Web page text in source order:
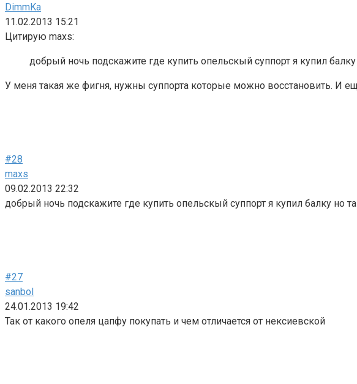
DimmKa
11.02.2013 15:21
Цитирую maxs:
добрый ночь подскажите где купить опельскый суппорт я купил
У меня такая же фигня, нужны суппорта которые можно восстановить. И
#28
maxs
09.02.2013 22:32
добрый ночь подскажите где купить опельскый суппорт я купил балку но
#27
sanbol
24.01.2013 19:42
Так от какого опеля цапфу покупать и чем отличается от нексиевской